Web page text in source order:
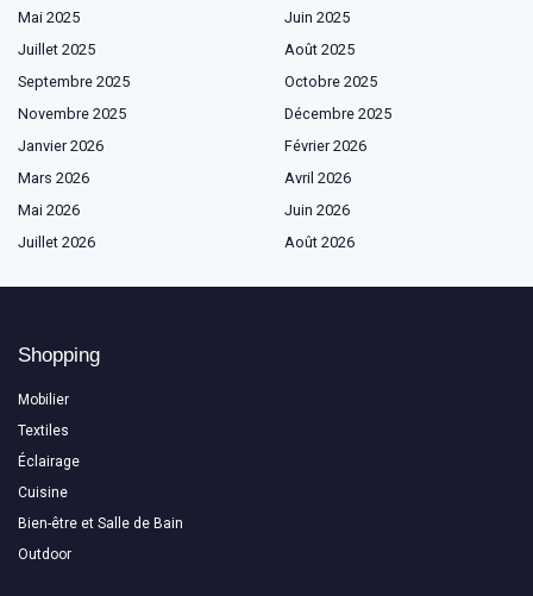
Mai 2025
Juin 2025
Juillet 2025
Août 2025
Septembre 2025
Octobre 2025
Novembre 2025
Décembre 2025
Janvier 2026
Février 2026
Mars 2026
Avril 2026
Mai 2026
Juin 2026
Juillet 2026
Août 2026
Shopping
Mobilier
Textiles
Éclairage
Cuisine
Bien-être et Salle de Bain
Outdoor